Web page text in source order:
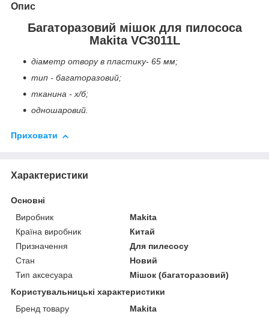
Опис
Багаторазовий мішок для пилососа
Makita VC3011L
діаметр отвору в пластику- 65 мм;
тип - багаторазовий;
тканина - х/б;
одношаровий.
Приховати
Характеристики
Основні
Виробник
Makita
Країна виробник
Китай
Призначення
Для пилесосу
Стан
Новий
Тип аксесуара
Мішок (багаторазовий)
Користувальницькі характеристики
Бренд товару
Makita